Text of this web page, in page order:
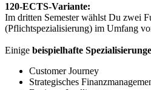
120-ECTS-Variante:
Im dritten Semester wählst Du zwei
(Pflichtspezialisierung) im Umfang
Einige beispielhafte
Customer Journey
Strategisches